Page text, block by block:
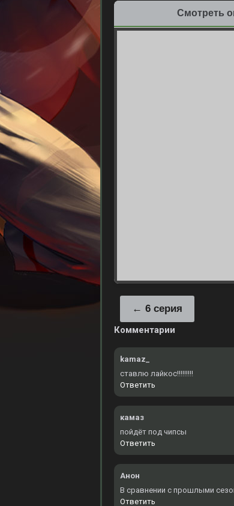
Смотреть
6 серия
Комментарии
kamaz_
ставлю лайкос!!!!!!!!!
Ответить
камаз
пойдёт под чипсы
Ответить
Анон
В сравнении с прошлыми
Ответить